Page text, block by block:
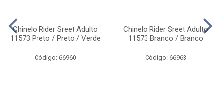
Chinelo Rider Sreet Adulto
11573 Preto / Preto / Verde
Código: 66960
Chinelo Rider Sreet Adulto
11573 Branco / Branco
Código: 66963